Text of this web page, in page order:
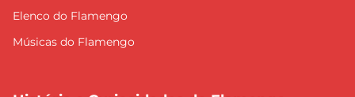
Elenco do Flamengo
Músicas do Flamengo